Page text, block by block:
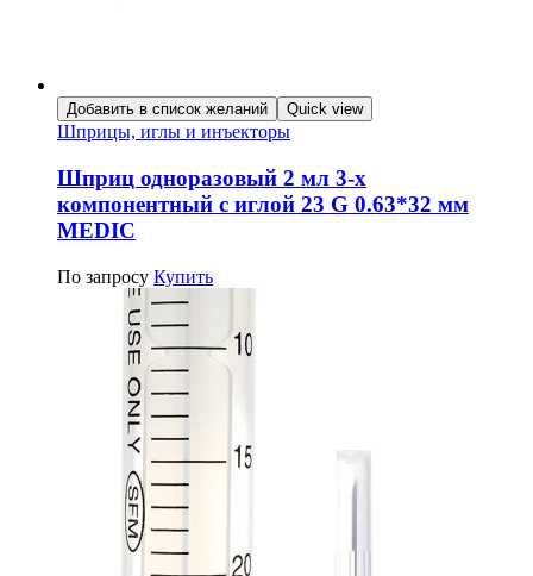
Добавить в список желаний Quick view
Шприцы, иглы и инъекторы
Шприц одноразовый 2 мл 3-х
компонентный с иглой 23 G 0.63*32 мм
MEDIC
По запросу Купить